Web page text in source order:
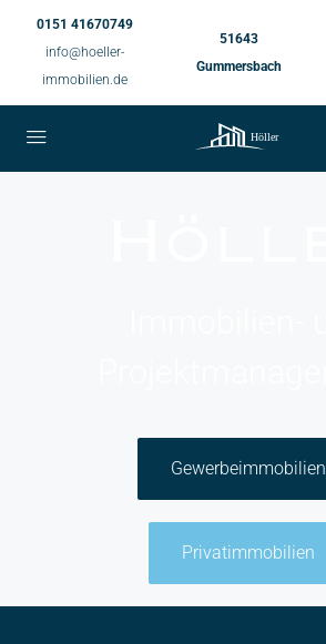
0151 41670749
info@hoeller-
immobilien.de
51643
Gummersbach
Gewerbeimmobilien
Privatimmobilien